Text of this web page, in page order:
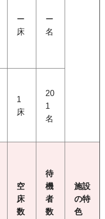
ー
床
ー
名
1
床
20
1
名
空
床
数
待
機
者
数
施設
の特
色